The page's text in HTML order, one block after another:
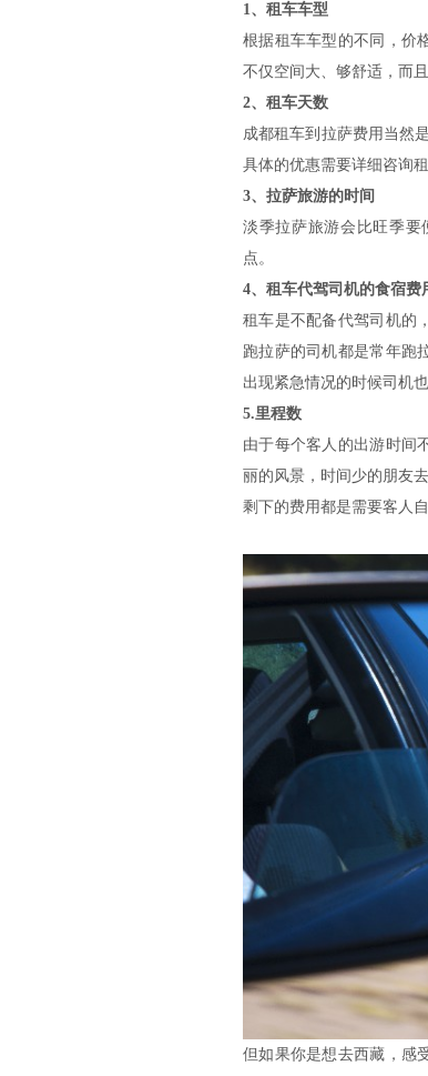
1、租车车型
根据租车车型的不同，价
不仅空间大、够舒适，而
2、租车天数
成都租车到拉萨费用当然
具体的优惠需要详细咨询
3、拉萨旅游的时间
淡季拉萨旅游会比旺季要
点。
4、租车代驾司机的食宿费
租车是不配备代驾司机的
跑拉萨的司机都是常年跑
出现紧急情况的时候司机
5.里程数
由于每个客人的出游时间
丽的风景，时间少的朋友
剩下的费用都是需要客人
但如果你是想去西藏，感